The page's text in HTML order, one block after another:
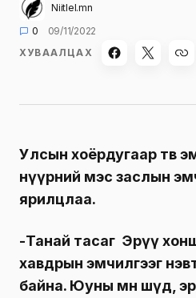
Niitlel.mn
0
09/11/2022
ХУВААЛЦАХ
Улсын хоёрдугаар төв
нүүрний мэс заслын
ярилцлаа.
-Танай тасаг Эрүү
хавдрын эмчилгээг
байна. Юуны өмнө шүд,